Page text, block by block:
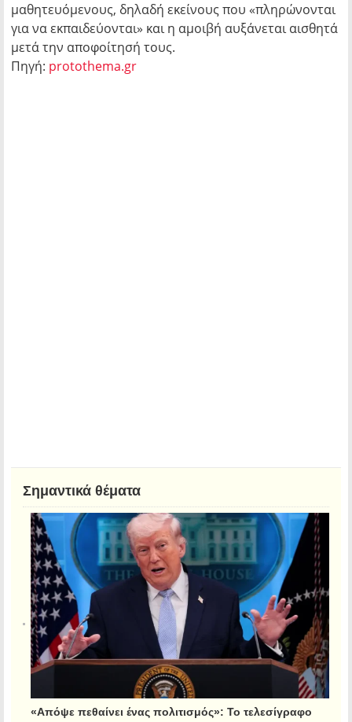
μαθητευόμενους, δηλαδή εκείνους που «πληρώνονται
για να εκπαιδεύονται» και η αμοιβή αυξάνεται αισθητά
μετά την αποφοίτησή τους.
Πηγή: protothema.gr
Σημαντικά θέματα
«Απόψε πεθαίνει ένας πολιτισμός»: Το τελεσίγραφο